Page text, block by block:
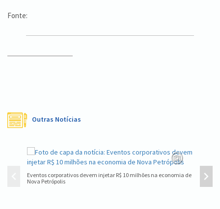
Fonte:
Outras Notícias
Eventos corporativos devem injetar R$ 10 milhões na economia de
Nova Petrópolis
Nova